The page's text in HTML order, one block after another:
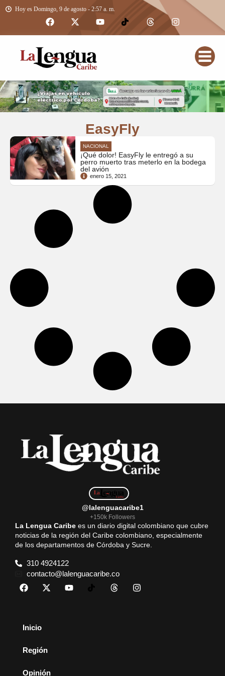
Hoy es Domingo, 9 de agosto - 2:57 a. m.
EasyFly
NACIONAL
¡Qué dolor! EasyFly le entregó a su
perro muerto tras meterlo en la bodega
del avión
enero 15, 2021
@lalenguacaribe1
+150k Followers
La Lengua Caribe es un diario digital colombiano que cubre
noticias de la región del Caribe colombiano, especialmente
de los departamentos de Córdoba y Sucre.
310 4924122
contacto@lalenguacaribe.co
Inicio
Región
Opinión